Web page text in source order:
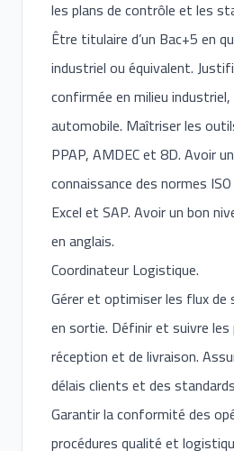
les plans de contrôle et les
Être titulaire d’un Bac+5 en
industriel ou équivalent.
confirmée en milieu
automobile. Maîtriser les
PPAP, AMDEC et 8D. Avoir
connaissance des normes
Excel et SAP. Avoir un bon
en anglais.
Coordinateur Logistique.
Gérer et optimiser les flux
en sortie. Définir et suivre les
réception et de livraison.
délais clients et des
Garantir la conformité des
procédures qualité et